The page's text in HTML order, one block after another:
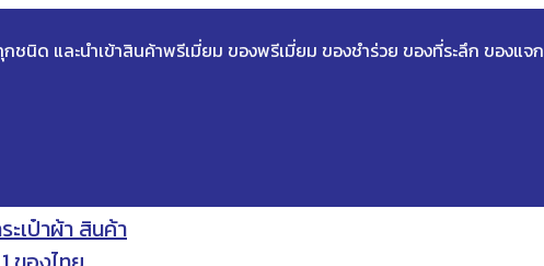
ชนิด และนำเข้าสินค้าพรีเมี่ยม ของพรีเมี่ยม ของชำร่วย ของที่ระลึก ของแจก